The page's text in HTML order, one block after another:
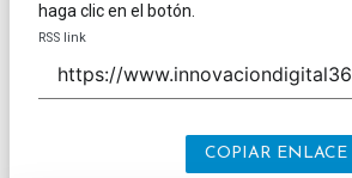
haga clic en el botón.
RSS link
COPIAR ENLACE